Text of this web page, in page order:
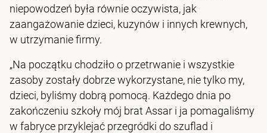
niepowodzeń była równie oczywista, jak
zaangażowanie dzieci, kuzynów i innych krewnych,
w utrzymanie firmy.
„Na początku chodziło o przetrwanie i wszystkie
zasoby zostały dobrze wykorzystane, nie tylko my,
dzieci, byliśmy dobrą pomocą. Każdego dnia po
zakończeniu szkoły mój brat Assar i ja pomagaliśmy
w fabryce przyklejać przegródki do szuflad i